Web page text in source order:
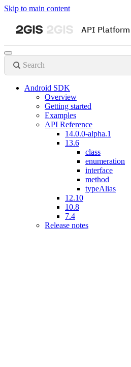
Skip to main content
API Platform
Search
Android SDK
Overview
Getting started
Examples
API Reference
14.0.0-alpha.1
13.6
class
enumeration
interface
method
typeAlias
12.10
10.8
7.4
Release notes